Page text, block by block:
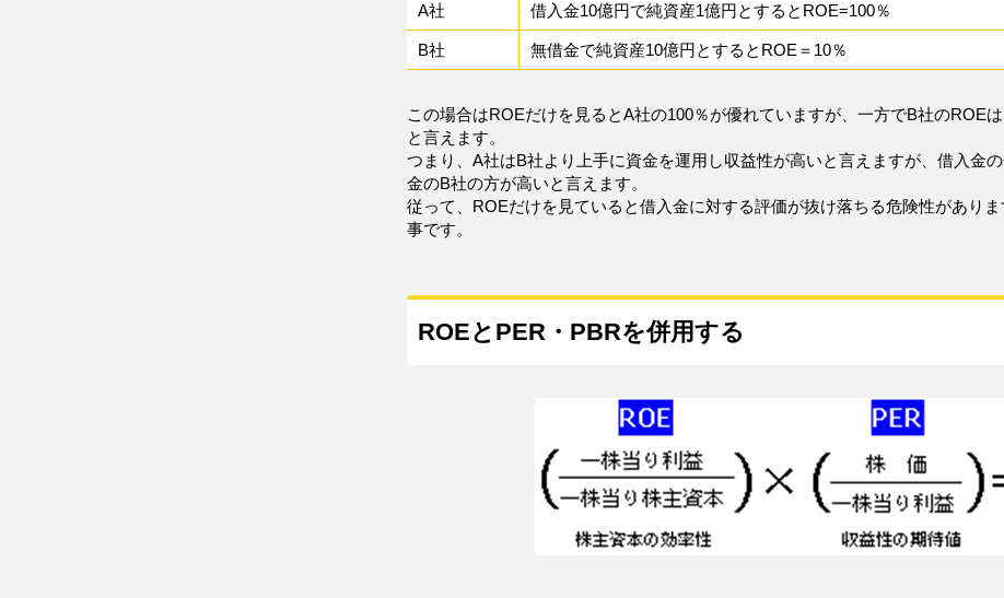
A社 借入金10億円で純資産1億円とするとROE=100％
B社 無借金で純資産10億円とするとROE＝10％
この場合はROEだけを見るとA社の100％が優れていますが、一方でB社のROE
と言えます。
つまり、A社はB社より上手に資金を運用し収益性が高いと言えますが、借入金
金のB社の方が高いと言えます。
従って、ROEだけを見ていると借入金に対する評価が抜け落ちる危険性があり
事です。
ROEとPER・PBRを併用する